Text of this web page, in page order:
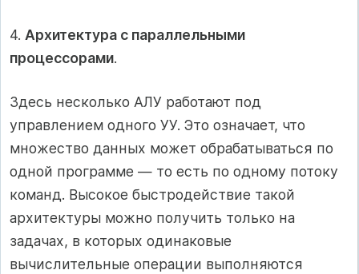
4. Архитектура с параллельными
процессорами.
Здесь несколько АЛУ работают под
управлением одного УУ. Это означает, что
множество данных может обрабатываться по
одной программе — то есть по одному потоку
команд. Высокое быстродействие такой
архитектуры можно получить только на
задачах, в которых одинаковые
вычислительные операции выполняются